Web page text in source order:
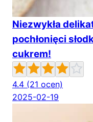
Niezwykła
pochłonięci
cukrem!
4.4 (21 ocen)
2025-02-19